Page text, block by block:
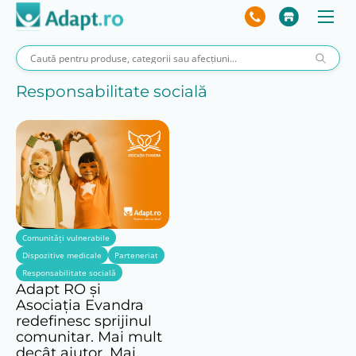
Responsabilitate socială
Comunități vulnerabile
Dispozitive medicale
Parteneriat
Responsabilitate socială
Adapt RO și
Asociația Evandra
redefinesc sprijinul
comunitar. Mai mult